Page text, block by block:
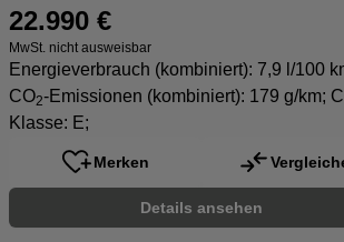
22.990 €
MwSt. nicht ausweisbar
Energieverbrauch (kombiniert): 7,9 l/100
CO2-Emissionen (kombiniert): 179 g/km;
Klasse: E;
Details ansehen
Merken